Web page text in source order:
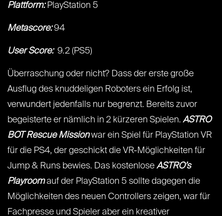
Plattform: PlayStation 5
Metascore: 94
User Score:9.2 (PS5)
Überraschung oder nicht? Dass der erste große
Ausflug des knuddeligen Roboters ein Erfolg ist,
verwundert jedenfalls nur begrenzt. Bereits zuvor
begeisterte er nämlich in 2 kürzeren Spielen. ASTRO
BOT Rescue Missionwar ein Spiel für PlayStation VR
für die PS4, der geschickt die VR-Möglichkeiten für
Jump & Runs bewies. Das kostenlose ASTRO’s
Playroomauf der PlayStation 5 sollte dagegen die
Möglichkeiten des neuen Controllers zeigen, war für
Fachpresse und Spieler aber ein kreativer